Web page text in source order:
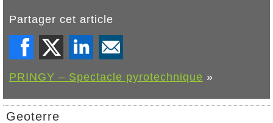
Partager cet article
PRINGY – Spectacle pyrotechnique »
Geoterre